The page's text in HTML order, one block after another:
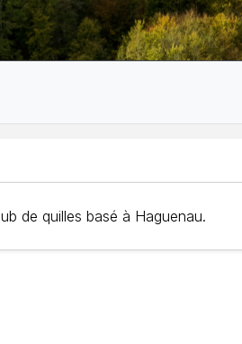
de quilles basé à Haguenau.